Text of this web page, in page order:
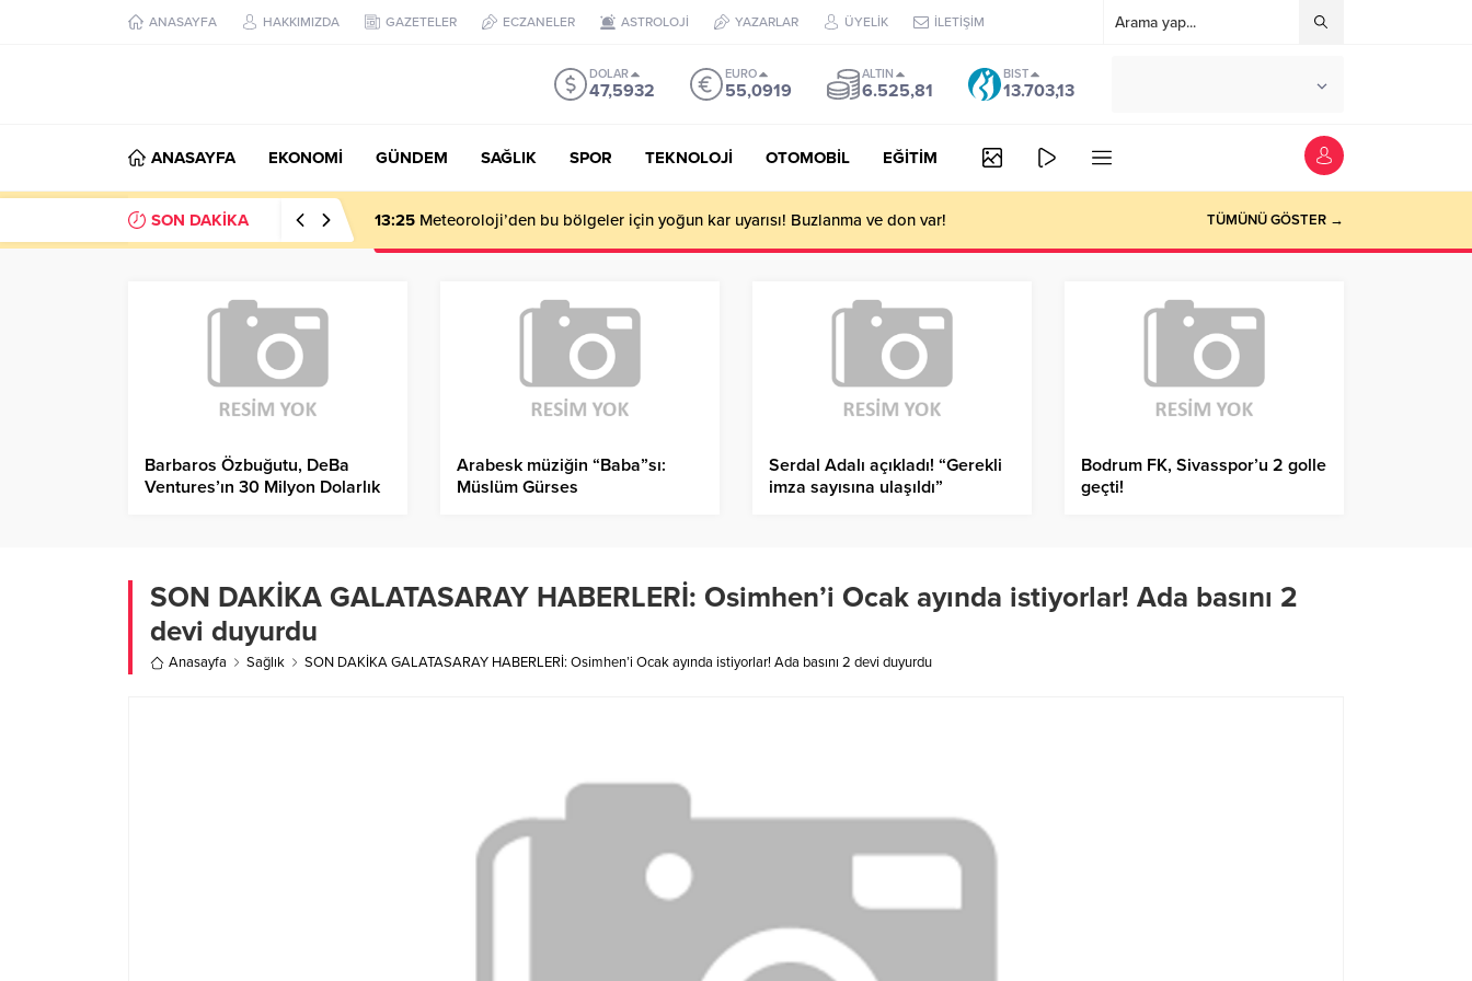
ANASAYFA HAKKIMIZDA GAZETELER ECZANELER ASTROLOJİ YAZARLAR ÜYELİK İLETİŞİM
DOLAR
47,5932
EURO
55,0919
ALTIN
6.525,81
BIST
13.703,13
ANASAYFA EKONOMİ GÜNDEM SAĞLIK SPOR TEKNOLOJİ OTOMOBİL EĞİTİM
SON DAKİKA 13:25 Meteoroloji’den bu bölgeler için yoğun kar uyarısı! Buzlanma ve don var! TÜMÜNÜ GÖSTER →
Barbaros Özbuğutu, DeBa
Ventures’ın 30 Milyon Dolarlık
Arabesk müziğin “Baba”sı:
Müslüm Gürses
Serdal Adalı açıkladı! “Gerekli
imza sayısına ulaşıldı”
Bodrum FK, Sivasspor’u 2 golle
geçti!
SON DAKİKA GALATASARAY HABERLERİ: Osimhen’i Ocak ayında istiyorlar! Ada basını 2
devi duyurdu
Anasayfa Sağlık SON DAKİKA GALATASARAY HABERLERİ: Osimhen’i Ocak ayında istiyorlar! Ada basını 2 devi duyurdu